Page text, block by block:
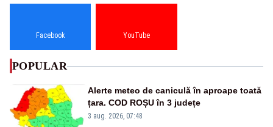
Facebook YouTube
POPULAR
Alerte meteo de caniculă în aproape toată
țara. COD ROȘU în 3 județe
3 aug. 2026, 07:48